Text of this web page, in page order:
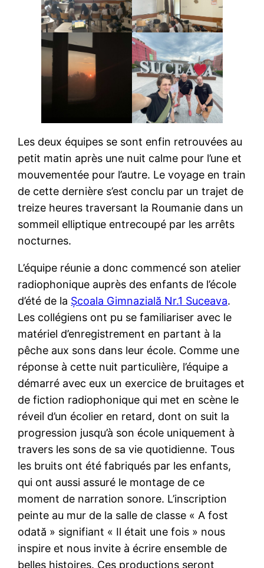
Les deux équipes se sont enfin retrouvées au
petit matin après une nuit calme pour l’une et
mouvementée pour l’autre. Le voyage en train
de cette dernière s’est conclu par un trajet de
treize heures traversant la Roumanie dans un
sommeil elliptique entrecoupé par les arrêts
nocturnes.
L’équipe réunie a donc commencé son atelier
radiophonique auprès des enfants de l’école
d’été de la Școala Gimnazială Nr.1 Suceava.
Les collégiens ont pu se familiariser avec le
matériel d’enregistrement en partant à la
pêche aux sons dans leur école. Comme une
réponse à cette nuit particulière, l’équipe a
démarré avec eux un exercice de bruitages et
de fiction radiophonique qui met en scène le
réveil d’un écolier en retard, dont on suit la
progression jusqu’à son école uniquement à
travers les sons de sa vie quotidienne. Tous
les bruits ont été fabriqués par les enfants,
qui ont aussi assuré le montage de ce
moment de narration sonore. L’inscription
peinte au mur de la salle de classe « A fost
odată » signifiant « Il était une fois » nous
inspire et nous invite à écrire ensemble de
belles histoires. Ces productions seront